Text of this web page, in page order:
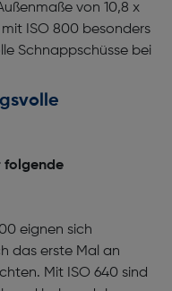
von 10,8 x
ISO 800 besonders
Schnappschüsse bei
folgende
eignen sich
das erste Mal an
Mit ISO 640 sind